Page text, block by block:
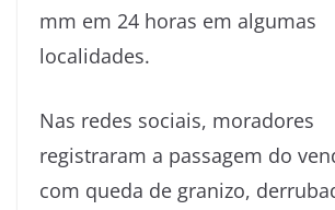
mm em 24 horas em algumas
localidades.
Nas redes sociais, moradores
registraram a passagem do
com queda de granizo,